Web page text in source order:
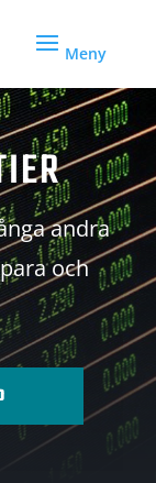
andra
och